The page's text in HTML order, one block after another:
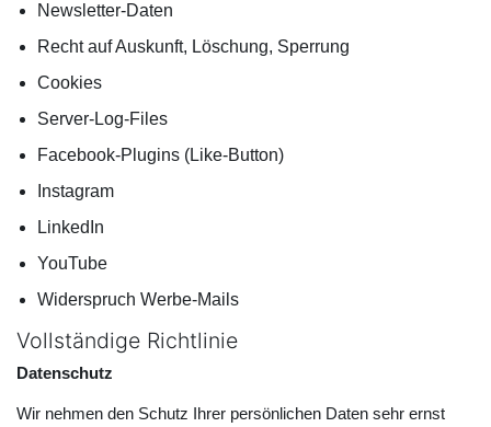
Newsletter-Daten
Recht auf Auskunft, Löschung, Sperrung
Cookies
Server-Log-Files
Facebook-Plugins (Like-Button)
Instagram
LinkedIn
YouTube
Widerspruch Werbe-Mails
Vollständige Richtlinie
Datenschutz
Wir nehmen den Schutz Ihrer persönlichen Daten sehr ernst